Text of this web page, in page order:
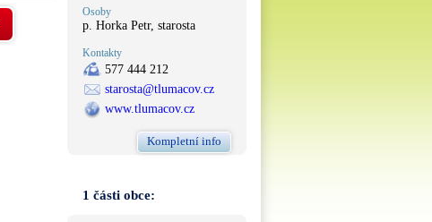
Osoby
p. Horka Petr, starosta
Kontakty
577 444 212
starosta@tlumacov.cz
www.tlumacov.cz
Kompletní info
1 části obce: